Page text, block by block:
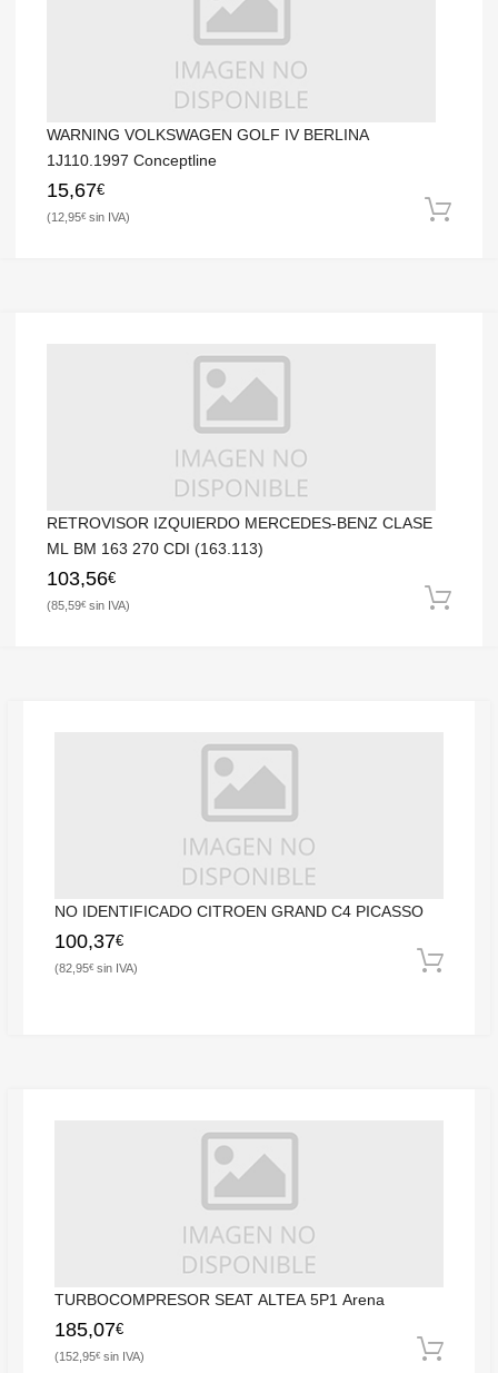
WARNING VOLKSWAGEN GOLF IV BERLINA
1J110.1997 Conceptline
15,67€
12,95€
RETROVISOR IZQUIERDO MERCEDES-BENZ CLASE
ML BM 163 270 CDI (163.113)
103,56€
85,59€
NO IDENTIFICADO CITROEN GRAND C4 PICASSO
100,37€
82,95€
TURBOCOMPRESOR SEAT ALTEA 5P1 Arena
185,07€
152,95€